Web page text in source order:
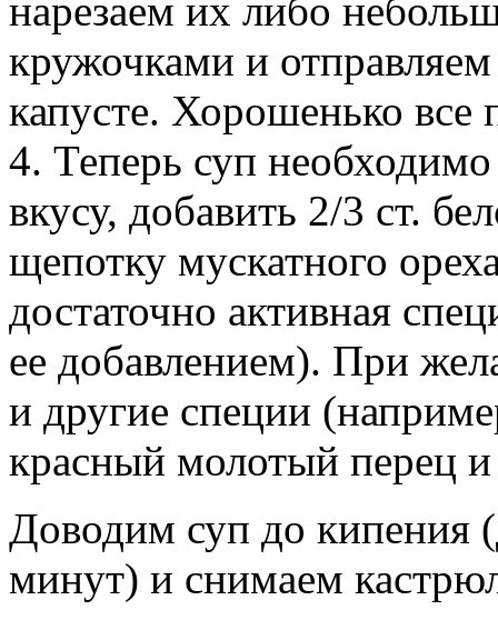
нарезаем их либо
кружочками и
капусте. Хорошенько все
4. Теперь суп
вкусу, добавить 2/3 ст.
щепотку мускатного
достаточно активная
ее добавлением). При
и другие специи
красный молотый перец и
Доводим суп до кипения
минут) и снимаем